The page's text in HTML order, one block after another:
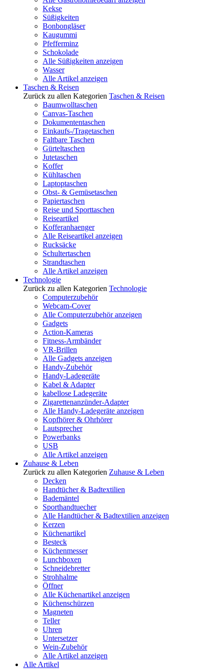
Kekse
Süßigkeiten
Bonbongläser
Kaugummi
Pfefferminz
Schokolade
Alle Süßigkeiten anzeigen
Wasser
Alle Artikel anzeigen
Taschen & Reisen
Zurück zu allen Kategorien Taschen & Reisen
Baumwolltaschen
Canvas-Taschen
Dokumententaschen
Einkaufs-/Tragetaschen
Faltbare Taschen
Gürteltaschen
Jutetaschen
Koffer
Kühltaschen
Laptoptaschen
Obst- & Gemüsetaschen
Papiertaschen
Reise und Sporttaschen
Reiseartikel
Kofferanhaenger
Alle Reiseartikel anzeigen
Rucksäcke
Schultertaschen
Strandtaschen
Alle Artikel anzeigen
Technologie
Zurück zu allen Kategorien Technologie
Computerzubehör
Webcam-Cover
Alle Computerzubehör anzeigen
Gadgets
Action-Kameras
Fitness-Armbänder
VR-Brillen
Alle Gadgets anzeigen
Handy-Zubehör
Handy-Ladegeräte
Kabel & Adapter
kabellose Ladegeräte
Zigarettenanzünder-Adapter
Alle Handy-Ladegeräte anzeigen
Kopfhörer & Ohrhörer
Lautsprecher
Powerbanks
USB
Alle Artikel anzeigen
Zuhause & Leben
Zurück zu allen Kategorien Zuhause & Leben
Decken
Handtücher & Badtextilien
Bademäntel
Sporthandtuecher
Alle Handtücher & Badtextilien anzeigen
Kerzen
Küchenartikel
Besteck
Küchenmesser
Lunchboxen
Schneidebretter
Strohhalme
Öffner
Alle Küchenartikel anzeigen
Küchenschürzen
Magneten
Teller
Uhren
Untersetzer
Wein-Zubehör
Alle Artikel anzeigen
Alle Artikel